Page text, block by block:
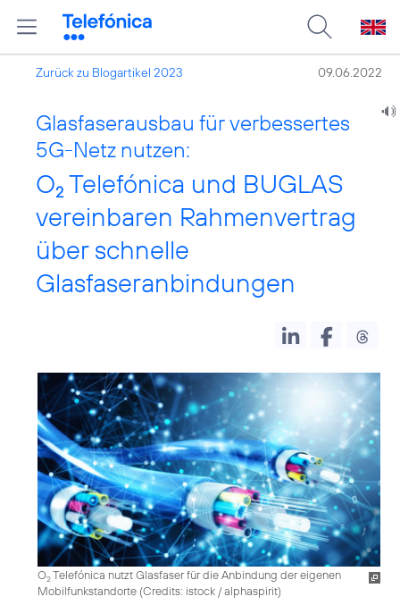
Zurück zu Blogartikel 2023 09.06.2022
Glasfaserausbau für verbessertes
5G-Netz nutzen:
O2 Telefónica und BUGLAS
vereinbaren Rahmenvertrag
über schnelle
Glasfaseranbindungen
O2Telefónica nutzt Glasfaser für die Anbindung der eigenen
Mobilfunkstandorte (Credits: istock / alphaspirit)